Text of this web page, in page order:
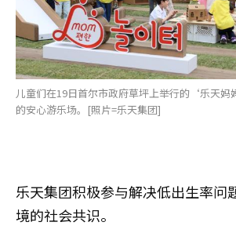
儿童们在19日首尔市政府草坪上举行的‘乐天
的安心游乐场。[照片=乐天集团]
乐天集团积极参与解决低出生率问
境的社会共识。